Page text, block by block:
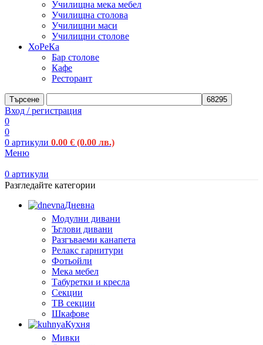
Училищна мека мебел
Училищна столова
Училищни маси
Училищни столове
ХоРеКа
Бар столове
Кафе
Ресторант
Търсене
Вход / регистрация
0
0
0 артикули 0.00 € (0.00 лв.)
Меню
0 артикули
Разгледайте категории
Дневна
Модулни дивани
Ъглови дивани
Разгъваеми канапета
Релакс гарнитури
Фотьойли
Мека мебел
Табуретки и кресла
Секции
ТВ секции
Шкафове
Кухня
Мивки